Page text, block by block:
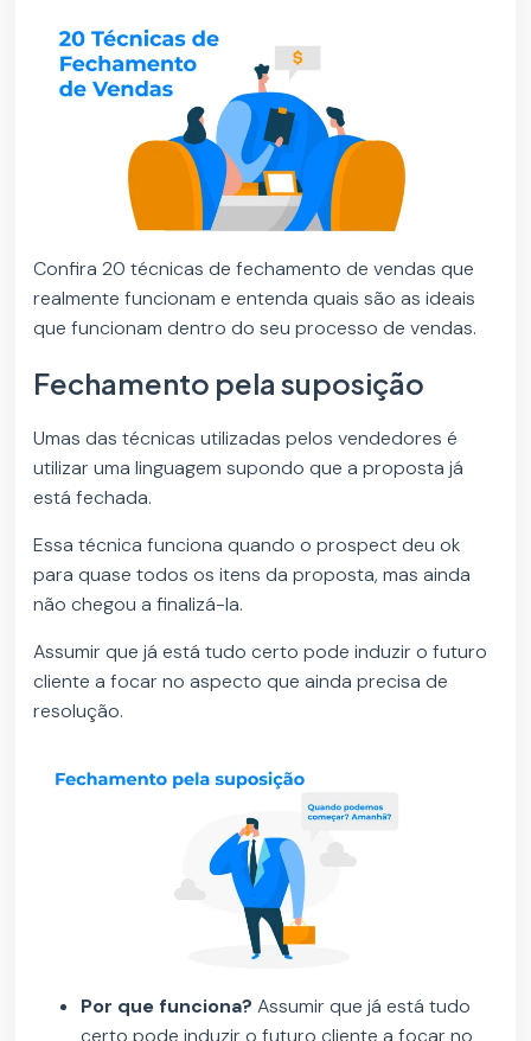
Confira 20 técnicas de fechamento de vendas que
realmente funcionam e entenda quais são as ideais
que funcionam dentro do seu processo de vendas.
Fechamento pela suposição
Umas das técnicas utilizadas pelos vendedores é
utilizar uma linguagem supondo que a proposta já
está fechada.
Essa técnica funciona quando o prospect deu ok
para quase todos os itens da proposta, mas ainda
não chegou a finalizá-la.
Assumir que já está tudo certo pode induzir o futuro
cliente a focar no aspecto que ainda precisa de
resolução.
Por que funciona? Assumir que já está tudo
certo pode induzir o futuro cliente a focar no